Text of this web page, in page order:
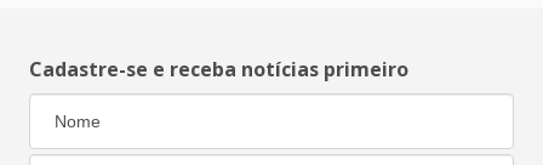
Cadastre-se e receba notícias primeiro